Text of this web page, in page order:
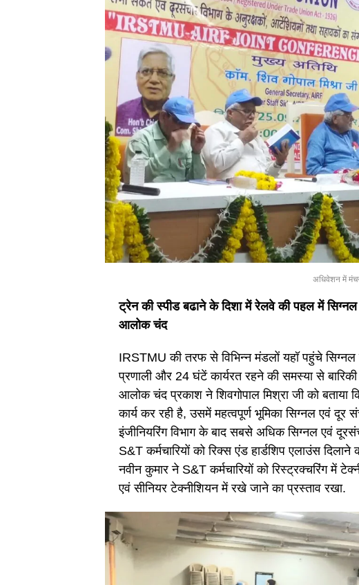
अधिवेशन में
ट्रेन की स्पीड बढाने के दिशा में रेलवे की पहल में सिग्नल
आलोक चंद
IRSTMU की तरफ से विभिन्न मंडलों यहॉ पहुंचे सिग्नल
प्रणाली और 24 घंटें कार्यरत रहने की समस्या से
आलोक चंद प्रकाश ने शिवगोपाल मिश्रा जी को
कार्य कर रही है, उसमें महत्वपूर्ण भूमिका सिग्नल एवं दूर
इंजीनियरिंग विभाग के बाद सबसे अधिक सिग्नल एवं
S&T कर्मचारियों को रिक्स एंड हार्डशिप एलाउंस
नवीन कुमार ने S&T कर्मचारियों को रिस्ट्रक्चरिंग में
एवं सीनियर टेक्नीशियन में रखे जाने का प्रस्ताव रखा.